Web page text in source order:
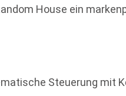
House ein
Steuerung mit